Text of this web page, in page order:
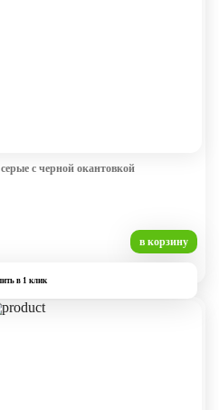
с черной окантовкой
в корзину
в 1 клик